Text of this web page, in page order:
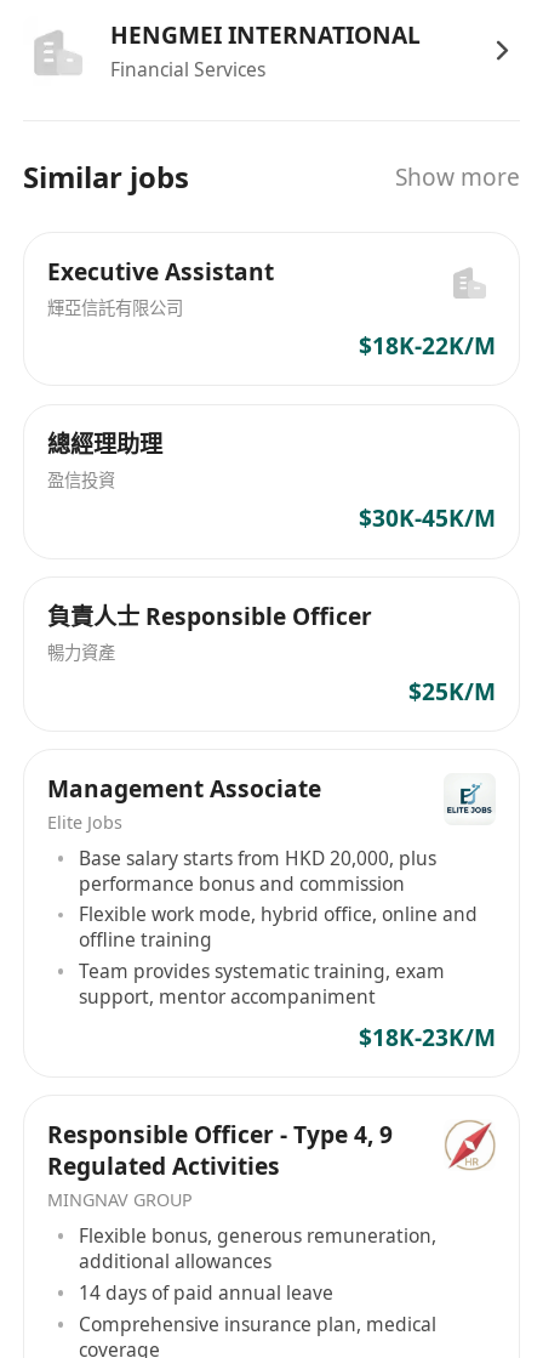
HENGMEI INTERNATIONAL
Financial Services
Similar jobs Show more
Executive Assistant
輝亞信託有限公司
$18K-22K/M
總經理助理
盈信投資
$30K-45K/M
負責人士 Responsible Officer
暢力資產
$25K/M
Management Associate
Elite Jobs
Base salary starts from HKD 20,000, plus
performance bonus and commission
Flexible work mode, hybrid office, online and
offline training
Team provides systematic training, exam
support, mentor accompaniment
$18K-23K/M
Responsible Officer - Type 4, 9
Regulated Activities
MINGNAV GROUP
Flexible bonus, generous remuneration,
additional allowances
14 days of paid annual leave
Comprehensive insurance plan, medical
coverage